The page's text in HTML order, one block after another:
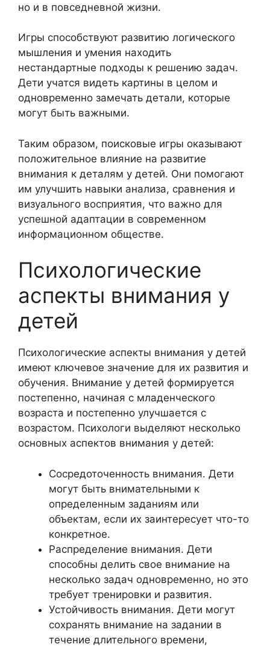
но и в повседневной жизни.
Игры способствуют развитию логического
мышления и умения находить
нестандартные подходы к решению задач.
Дети учатся видеть картины в целом и
одновременно замечать детали, которые
могут быть важными.
Таким образом, поисковые игры оказывают
положительное влияние на развитие
внимания к деталям у детей. Они помогают
им улучшить навыки анализа, сравнения и
визуального восприятия, что важно для
успешной адаптации в современном
информационном обществе.
Психологические
аспекты внимания у
детей
Психологические аспекты внимания у детей
имеют ключевое значение для их развития и
обучения. Внимание у детей формируется
постепенно, начиная с младенческого
возраста и постепенно улучшается с
возрастом. Психологи выделяют несколько
основных аспектов внимания у детей:
Сосредоточенность внимания. Дети
могут быть внимательными к
определенным заданиям или
объектам, если их заинтересует что-то
конкретное.
Распределение внимания. Дети
способны делить свое внимание на
несколько задач одновременно, но это
требует тренировки и развития.
Устойчивость внимания. Дети могут
сохранять внимание на задании в
течение длительного времени,